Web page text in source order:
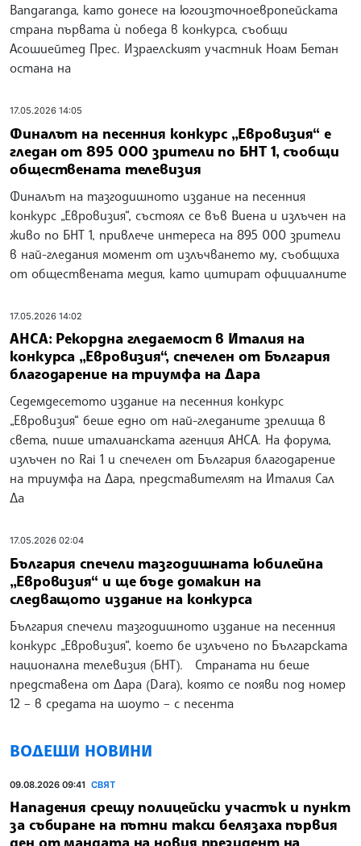
Bangaranga, като донесе на югоизточноевропейската
страна първата ѝ победа в конкурса, съобщи
Асошиейтед Прес. Израелският участник Ноам Бетан
остана на
17.05.2026 14:05
Финалът на песенния конкурс „Евровизия“ е
гледан от 895 000 зрители по БНТ 1, съобщи
обществената телевизия
Финалът на тазгодишното издание на песенния
конкурс „Евровизия“, състоял се във Виена и излъчен на
живо по БНТ 1, привлече интереса на 895 000 зрители
в най-гледания момент от излъчването му, съобщиха
от обществената медия, като цитират официалните
17.05.2026 14:02
АНСА: Рекордна гледаемост в Италия на
конкурса „Евровизия“, спечелен от България
благодарение на триумфа на Дара
Седемдесетото издание на песенния конкурс
„Евровизия“ беше едно от най-гледаните зрелища в
света, пише италианската агенция АНСА. На форума,
излъчен по Rai 1 и спечелен от България благодарение
на триумфа на Дара, представителят на Италия Сал
Да
17.05.2026 02:04
България спечели тазгодишната юбилейна
„Евровизия“ и ще бъде домакин на
следващото издание на конкурса
България спечели тазгодишното издание на песенния
конкурс „Евровизия“, което бе излъчено по Българската
национална телевизия (БНТ). Страната ни беше
представена от Дара (Dara), която се появи под номер
12 – в средата на шоуто – с песента
ВОДЕЩИ НОВИНИ
09.08.2026 09:41 СВЯТ
Нападения срещу полицейски участък и пункт
за събиране на пътни такси белязаха първия
ден от мандата на новия президент на